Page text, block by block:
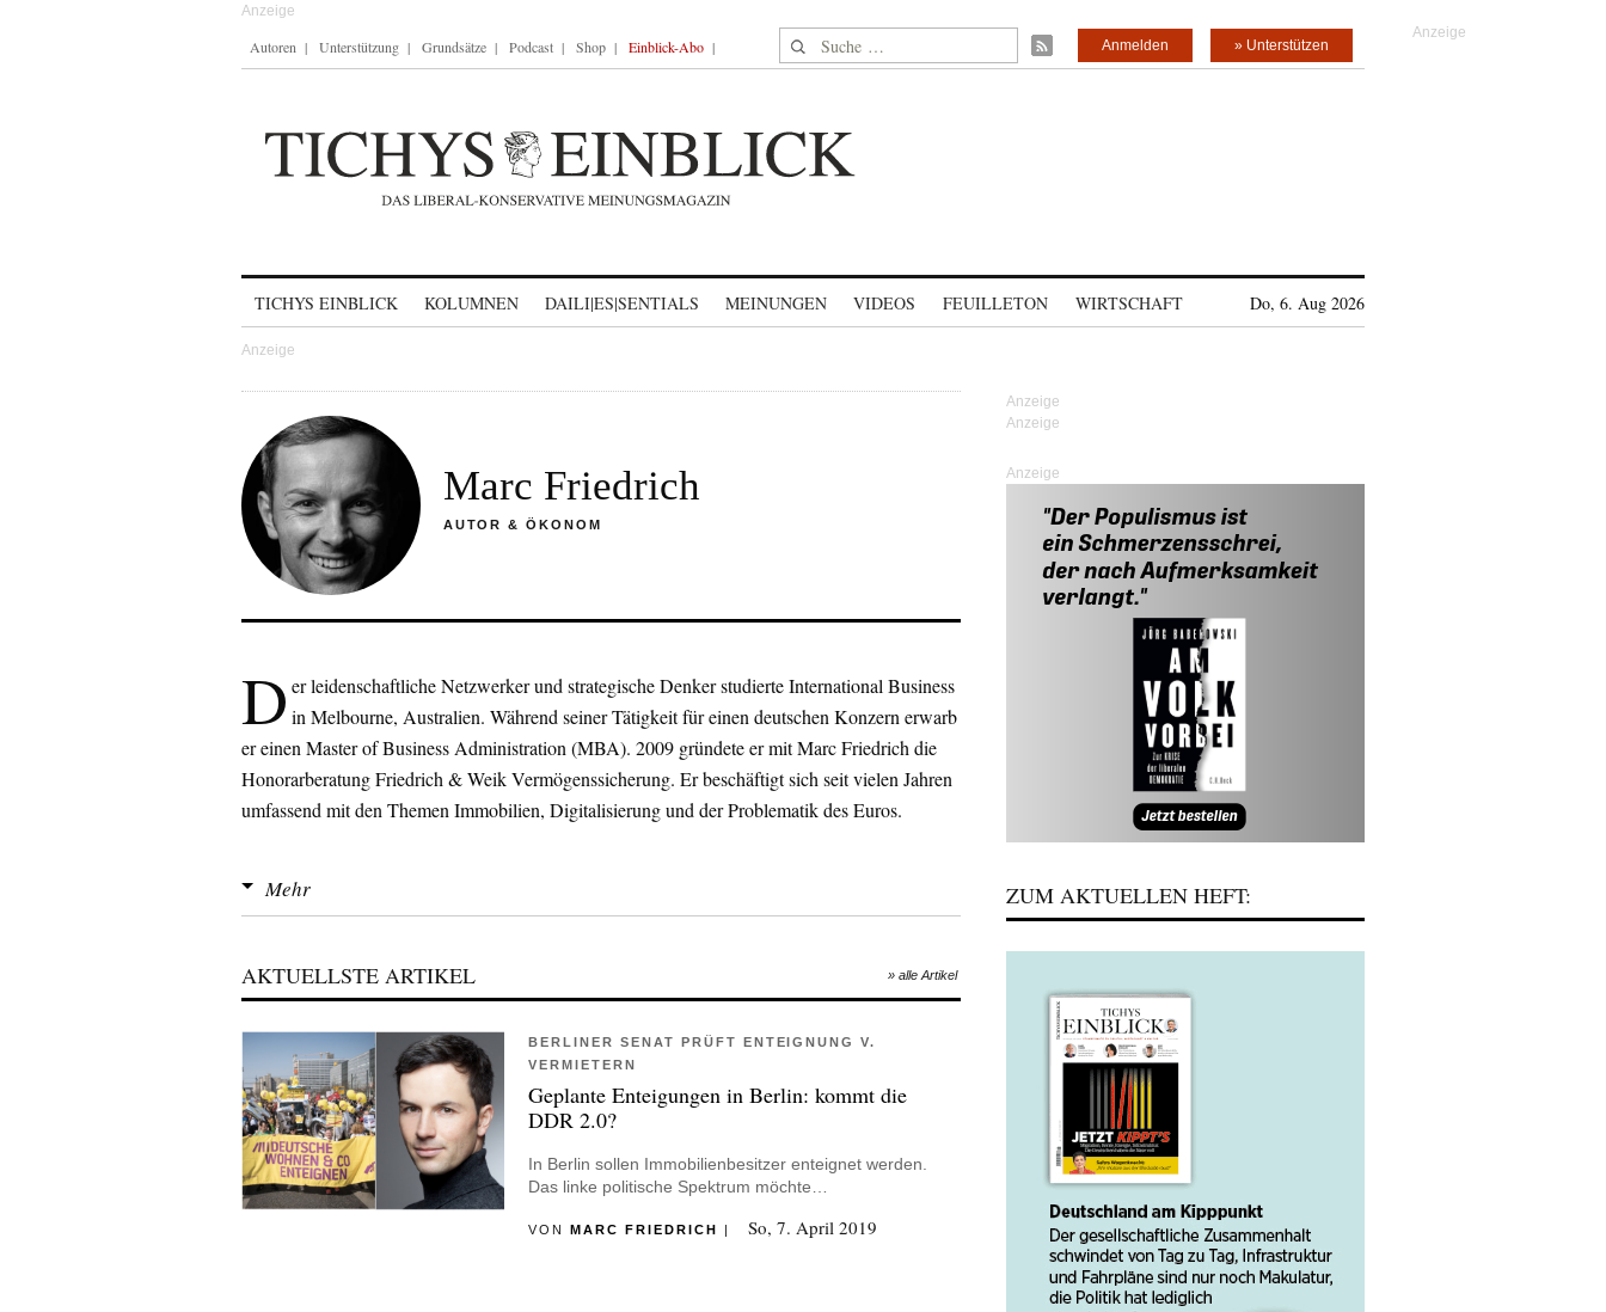
Autoren Unterstützung Grundsätze Podcast Shop Einblick-Abo Suche nach: » Unterstützen
Anmelden
TICHYS EINBLICK KOLUMNEN DAILI|ES|SENTIALS MEINUNGEN VIDEOS FEUILLETON WIRTSCHAFT Do, 6. Aug 2026
Marc Friedrich
AUTOR & ÖKONOM
D er leidenschaftliche Netzwerker und strategische Denker studierte International Business
in Melbourne, Australien. Während seiner Tätigkeit für einen deutschen Konzern erwarb
er einen Master of Business Administration (MBA). 2009 gründete er mit Marc Friedrich die
Honorarberatung Friedrich & Weik Vermögenssicherung. Er beschäftigt sich seit vielen Jahren
umfassend mit den Themen Immobilien, Digitalisierung und der Problematik des Euros.
Dutzend Länder – etliche davon mehrfach – besucht. Angelsächsischer Pragmatismus,
Menschen das Beste aus ihrem Leben machen. Doch jede Kultur hat ihre eigenen
(manchmal auch Tricks), dem Glück auf die Sprünge zu helfen.
Zur WebseiteFriedrich & Weik >>
Mehr
AKTUELLSTE ARTIKEL » alle Artikel
BERLINER SENAT PRÜFT ENTEIGNUNG V.
VERMIETERN
Geplante Enteigungen in Berlin: kommt die
DDR 2.0?
In Berlin sollen Immobilienbesitzer enteignet werden.
Das linke politische Spektrum möchte…
VON MARC FRIEDRICH | So, 7. April 2019
Anzeige
ZUM AKTUELLEN HEFT: